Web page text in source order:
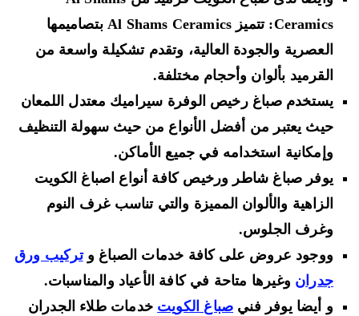
Ceramics: تتميز Al Shams Ceramics بتصاميمها
العصرية والجودة العالية، وتقدم تشكيلة واسعة من
القرميد بألوان وأحجام مختلفة.
يستخدم صباغ رخيص الوفرة سيراميك معتدل اللمعان
حيث يعتبر من أفضل الأنواع من حيث سهولة التنظيف
وإمكانية استخدامه في جميع الأماكن.
يوفر صباغ شاطر ورخيص كافة أنواع اصباغ الكويت
الزاهية والألوان المميزة والتي تناسب غرف النوم
وغرف الجلوس.
ووجود عروض على كافة خدمات الصباغ وتركيب ورق
جدرانوغيرها متاحة في كافة الأعياد والمناسبات.
و أيضا يوفر فنيصباغ الكويتخدمات طلاء الجدران